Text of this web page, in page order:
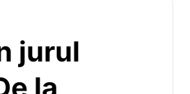
jurul